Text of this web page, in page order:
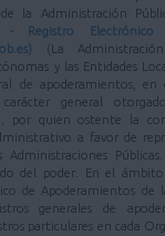
de la Administración
- Registro Electrónico
(La
y las Entidades
de apoderamientos, en
general
por quien ostente la
a favor de
del poder. En el
de Apoderamientos de
generales de
particulares en cada